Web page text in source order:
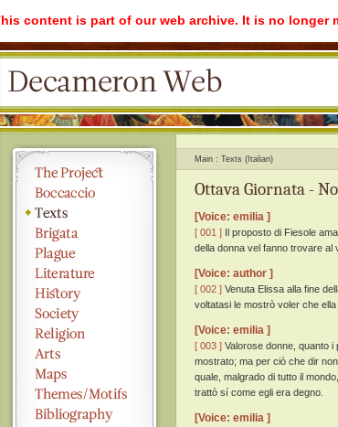
content is part of our web archive. It is no longer
Main Texts (Italian)
Ottava Giornata -
[Voice: emilia ]
[ 001 ] Il proposto di Fiesole
della donna vel fanno trovare al
[Voice: author ]
[ 002 ] Venuta Elissa alla fine
voltatasi le mostrò voler che
[Voice: emilia ]
[ 003 ] Valorose donne, quanto
mostrato; ma per ciò che dir
quale, malgrado di tutto il
trattò sí come egli era degno.
[Voice: emilia ]